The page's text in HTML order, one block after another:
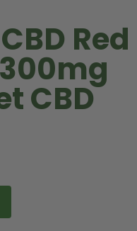
Red
CBD